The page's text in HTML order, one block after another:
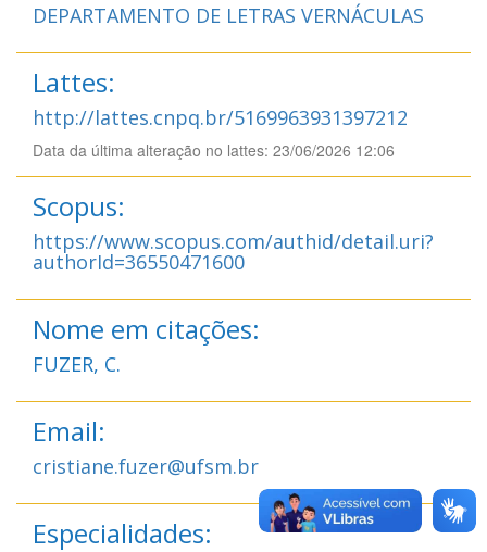
DEPARTAMENTO DE LETRAS VERNÁCULAS
Lattes:
http://lattes.cnpq.br/5169963931397212
Data da última alteração no lattes: 23/06/2026 12:06
Scopus:
https://www.scopus.com/authid/detail.uri?
authorId=36550471600
Nome em citações:
FUZER, C.
Email:
cristiane.fuzer@ufsm.br
Especialidades: